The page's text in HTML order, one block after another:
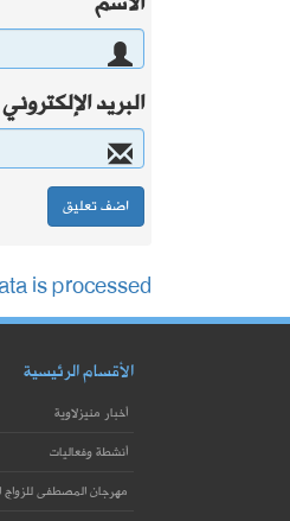
البريد الإلكتروني
is processed.
الأقسام الرئيسية
أخبار منيزلاوية
أنشطة وفعاليات
مهرجان المصطفى للزواج